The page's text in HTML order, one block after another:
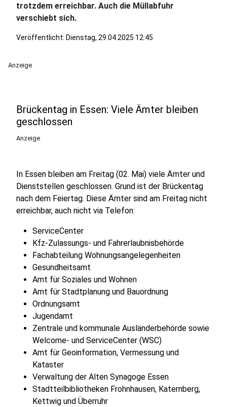
trotzdem erreichbar. Auch die Müllabfuhr
verschiebt sich.
Veröffentlicht: Dienstag, 29.04.2025 12:45
Anzeige
Brückentag in Essen: Viele Ämter bleiben
geschlossen
Anzeige
In Essen bleiben am Freitag (02. Mai) viele Ämter und
Dienststellen geschlossen. Grund ist der Brückentag
nach dem Feiertag. Diese Ämter sind am Freitag nicht
erreichbar, auch nicht via Telefon:
ServiceCenter
Kfz-Zulassungs- und Fahrerlaubnisbehörde
Fachabteilung Wohnungsangelegenheiten
Gesundheitsamt
Amt für Soziales und Wohnen
Amt für Stadtplanung und Bauordnung
Ordnungsamt
Jugendamt
Zentrale und kommunale Ausländerbehörde sowie
Welcome- und ServiceCenter (WSC)
Amt für Geoinformation, Vermessung und
Kataster
Verwaltung der Alten Synagoge Essen
Stadtteilbibliotheken Frohnhausen, Katernberg,
Kettwig und Überruhr